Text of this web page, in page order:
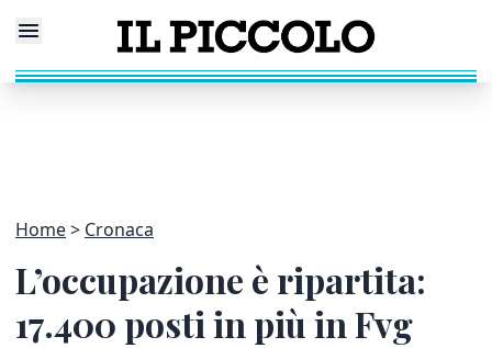
Home Cronaca
L’occupazione è ripartita:
17.400 posti in più in Fvg